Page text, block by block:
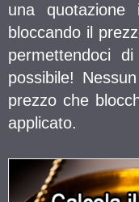
una quotazione
bloccando il
permettendoci
possibile!
prezzo che
applicato.